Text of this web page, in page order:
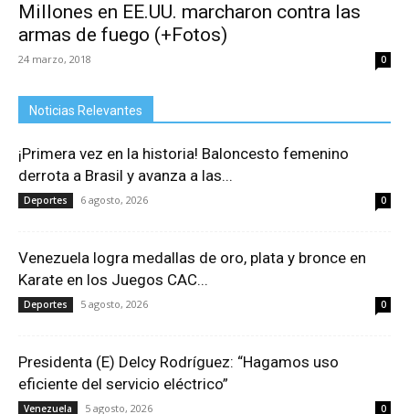
Millones en EE.UU. marcharon contra las
armas de fuego (+Fotos)
24 marzo, 2018 0
Noticias Relevantes
¡Primera vez en la historia! Baloncesto femenino
derrota a Brasil y avanza a las...
Deportes 6 agosto, 2026 0
Venezuela logra medallas de oro, plata y bronce en
Karate en los Juegos CAC...
Deportes 5 agosto, 2026 0
Presidenta (E) Delcy Rodríguez: “Hagamos uso
eficiente del servicio eléctrico”
Venezuela 5 agosto, 2026 0